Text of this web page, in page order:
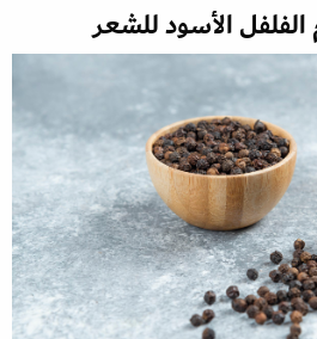
الأسود للشعر